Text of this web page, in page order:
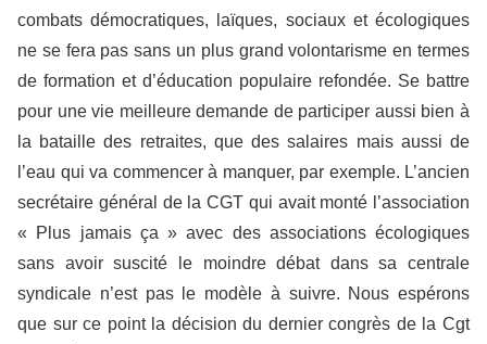
combats démocratiques, laïques, sociaux et écologiques
ne se fera pas sans un plus grand volontarisme en termes
de formation et d’éducation populaire refondée. Se battre
pour une vie meilleure demande de participer aussi bien à
la bataille des retraites, que des salaires mais aussi de
l’eau qui va commencer à manquer, par exemple. L’ancien
secrétaire général de la CGT qui avait monté l’association
« Plus jamais ça » avec des associations écologiques
sans avoir suscité le moindre débat dans sa centrale
syndicale n’est pas le modèle à suivre. Nous espérons
que sur ce point la décision du dernier congrès de la Cgt